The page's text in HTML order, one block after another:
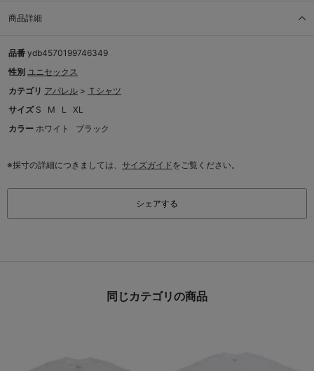
商品詳細
品番 ydb4570199746349
性別 ユニセックス
カテゴリ アパレル > Ｔシャツ
サイズ S M L
XL
カラー ホワイト ブラック
※採寸の詳細につきましては、 サイズガイドをご覧ください。
シェアする
同じカテゴリの商品